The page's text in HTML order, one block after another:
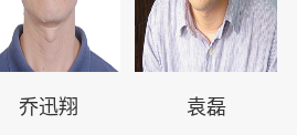
乔迅翔 袁磊